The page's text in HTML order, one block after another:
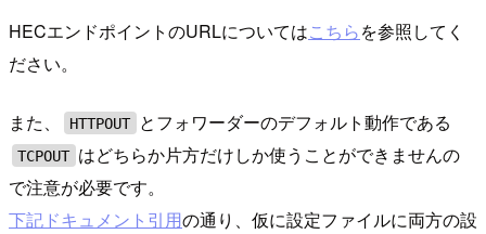
HECエンドポイントのURLについてはこちらを参照してく
ださい。
また、 HTTPOUT とフォワーダーのデフォルト動作である
TCPOUT はどちらか片方だけしか使うことができませんの
で注意が必要です。
下記ドキュメント引用の通り、仮に設定ファイルに両方の設